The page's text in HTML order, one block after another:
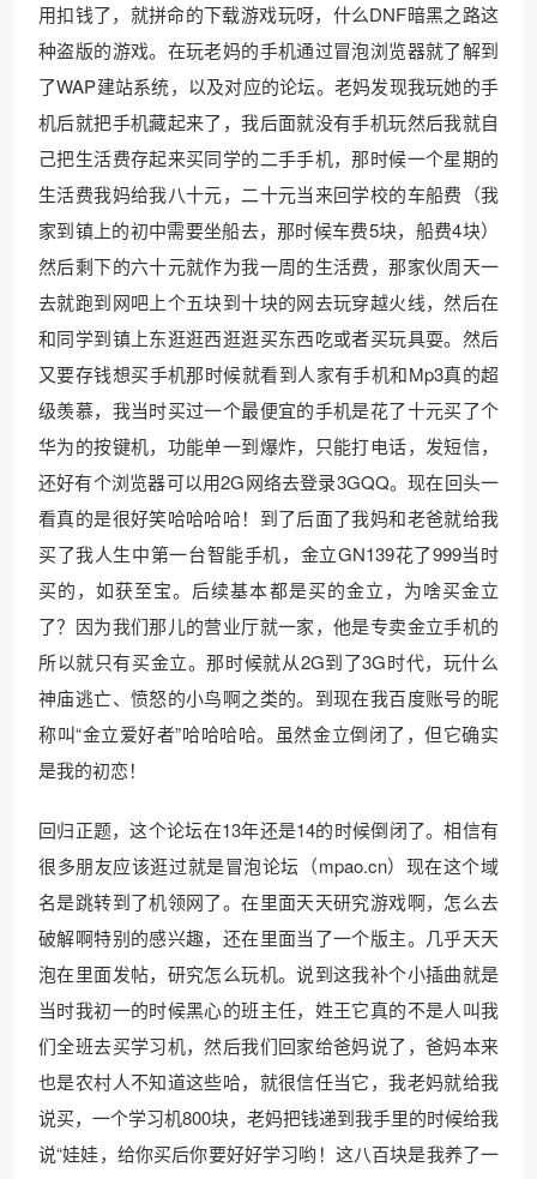
用扣钱了，就拼命的下载游戏玩呀，什么DNF暗黑之路这
种盗版的游戏。在玩老妈的手机通过冒泡浏览器就了解到
了WAP建站系统，以及对应的论坛。老妈发现我玩她的手
机后就把手机藏起来了，我后面就没有手机玩然后我就自
己把生活费存起来买同学的二手手机，那时候一个星期的
生活费我妈给我八十元，二十元当来回学校的车船费（我
家到镇上的初中需要坐船去，那时候车费5块，船费4块）
然后剩下的六十元就作为我一周的生活费，那家伙周天一
去就跑到网吧上个五块到十块的网去玩穿越火线，然后在
和同学到镇上东逛逛西逛逛买东西吃或者买玩具耍。然后
又要存钱想买手机那时候就看到人家有手机和Mp3真的超
级羡慕，我当时买过一个最便宜的手机是花了十元买了个
华为的按键机，功能单一到爆炸，只能打电话，发短信，
还好有个浏览器可以用2G网络去登录3GQQ。现在回头一
看真的是很好笑哈哈哈哈！到了后面了我妈和老爸就给我
买了我人生中第一台智能手机，金立GN139花了999当时
买的，如获至宝。后续基本都是买的金立，为啥买金立
了？因为我们那儿的营业厅就一家，他是专卖金立手机的
所以就只有买金立。那时候就从2G到了3G时代，玩什么
神庙逃亡、愤怒的小鸟啊之类的。到现在我百度账号的昵
称叫“金立爱好者”哈哈哈哈。虽然金立倒闭了，但它确实
是我的初恋！
回归正题，这个论坛在13年还是14的时候倒闭了。相信有
很多朋友应该逛过就是冒泡论坛（mpao.cn）现在这个域
名是跳转到了机领网了。在里面天天研究游戏啊，怎么去
破解啊特别的感兴趣，还在里面当了一个版主。几乎天天
泡在里面发帖，研究怎么玩机。说到这我补个小插曲就是
当时我初一的时候黑心的班主任，姓王它真的不是人叫我
们全班去买学习机，然后我们回家给爸妈说了，爸妈本来
也是农村人不知道这些哈，就很信任当它，我老妈就给我
说买，一个学习机800块，老妈把钱递到我手里的时候给我
说“娃娃，给你买后你要好好学习哟！这八百块是我养了一